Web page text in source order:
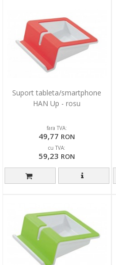
Suport tableta/smartphone
HAN Up - rosu
fara TVA:
49,77 RON
cu TVA:
59,23 RON